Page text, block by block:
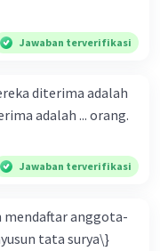
Jawaban terverifikasi
diterima adalah
adalah ... orang.
Jawaban terverifikasi
mendaftar anggota-
tata surya\}